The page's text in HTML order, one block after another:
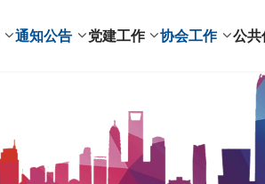
通知公告 党建工作 协会工作 公共